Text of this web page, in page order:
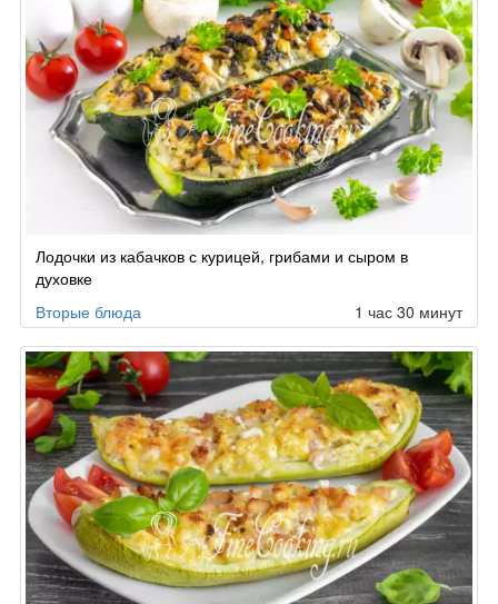
Лодочки из кабачков с курицей, грибами и сыром в
духовке
Вторые блюда
1 час 30 минут